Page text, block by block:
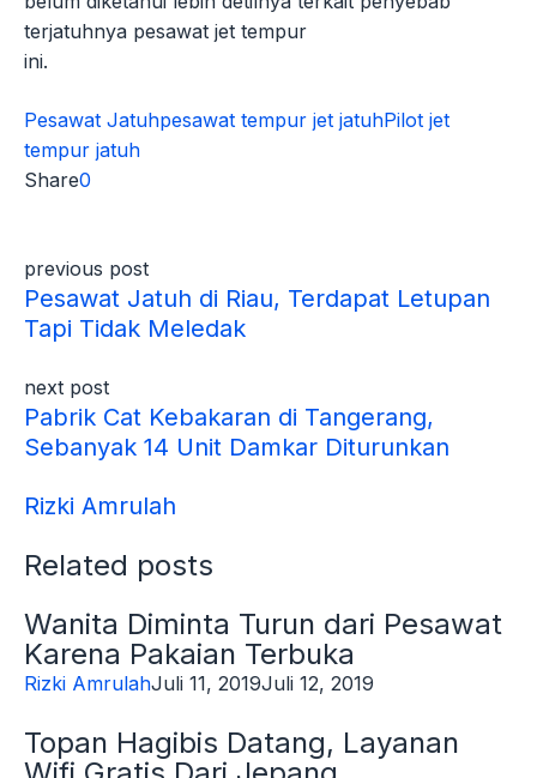
terjatuhnya pesawat jet tempur
ini.
Pesawat Jatuhpesawat tempur jet jatuhPilot jet
tempur jatuh
Share0
previous post
Pesawat Jatuh di Riau, Terdapat Letupan
Tapi Tidak Meledak
next post
Pabrik Cat Kebakaran di Tangerang,
Sebanyak 14 Unit Damkar Diturunkan
Rizki Amrulah
Related posts
Wanita Diminta Turun dari Pesawat
Karena Pakaian Terbuka
Rizki AmrulahJuli 11, 2019Juli 12, 2019
Topan Hagibis Datang, Layanan